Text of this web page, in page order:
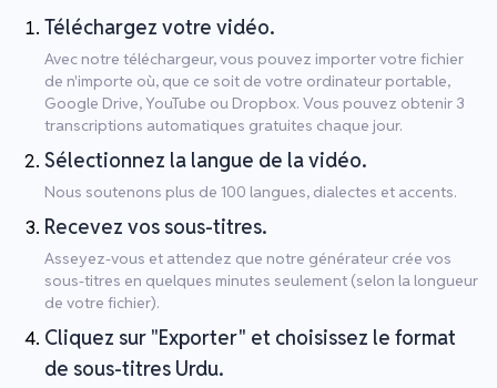
Téléchargez votre vidéo.
Avec notre téléchargeur, vous pouvez importer votre fichier
de n'importe où, que ce soit de votre ordinateur portable,
Google Drive, YouTube ou Dropbox. Vous pouvez obtenir 3
transcriptions automatiques gratuites chaque jour.
Sélectionnez la langue de la vidéo.
Nous soutenons plus de 100 langues, dialectes et accents.
Recevez vos sous-titres.
Asseyez-vous et attendez que notre générateur crée vos
sous-titres en quelques minutes seulement (selon la longueur
de votre fichier).
Cliquez sur "Exporter" et choisissez le format
de sous-titres Urdu.